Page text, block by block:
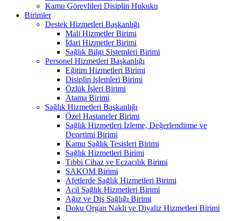
Kamu Görevlileri Disiplin Hukuku
Birimler
Destek Hizmetleri Başkanlığı
Mali Hizmetler Birimi
İdari Hizmetler Birimi
Sağlık Bilgi Sistemleri Birimi
Personel Hizmetleri Başkanlığı
Eğitim Hizmetleri Birimi
Disiplin işlemleri Birimi
Özlük İşleri Birimi
Atama Birimi
Sağlık Hizmetleri Başkanlığı
Özel Hastaneler Birimi
Sağlık Hizmetleri İzleme, Değerlendirme ve
Denetimi Birimi
Kamu Sağlık Tesisleri Birimi
Sağlık Hizmetleri Birimi
Tıbbi Cihaz ve Eczacılık Birimi
SAKOM Birimi
Afetlerde Sağlık Hizmetleri Birimi
Acil Sağlık Hizmetleri Birimi
Ağız ve Diş Sağlığı Birimi
Doku Organ Nakli ve Diyaliz Hizmetleri Birimi